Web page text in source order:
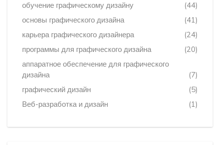
обучение графическому дизайну
(44)
основы графического дизайна
(41)
карьера графического дизайнера
(24)
программы для графического дизайна
(20)
аппаратное обеспечение для графического
дизайна
(7)
графический дизайн
(5)
Веб-разработка и дизайн
(1)